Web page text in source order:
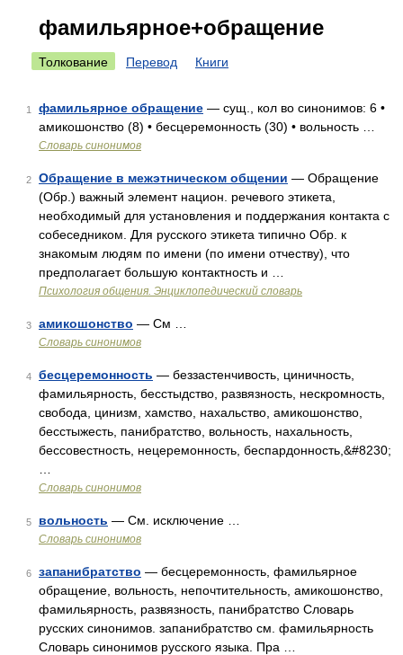
фамильярное+обращение
Толкование Перевод Книги
1 фамильярное обращение — сущ., кол во синонимов: 6 •
амикошонство (8) • бесцеремонность (30) • вольность …
Словарь синонимов
2 Обращение в межэтническом общении — Обращение
(Обр.) важный элемент национ. речевого этикета,
необходимый для установления и поддержания контакта с
собеседником. Для русского этикета типично Обр. к
знакомым людям по имени (по имени отчеству), что
предполагает большую контактность и …
Психология общения. Энциклопедический словарь
3 амикошонство — См …
Словарь синонимов
4 бесцеремонность — беззастенчивость, циничность,
фамильярность, бесстыдство, развязность, нескромность,
свобода, цинизм, хамство, нахальство, амикошонство,
бесстыжесть, панибратство, вольность, нахальность,
бессовестность, нецеремонность, беспардонность,&#8230;
Словарь синонимов
5 вольность — См. исключение …
Словарь синонимов
6 запанибратство — бесцеремонность, фамильярное
обращение, вольность, непочтительность, амикошонство,
фамильярность, развязность, панибратство Словарь
русских синонимов. запанибратство см. фамильярность
Словарь синонимов русского языка. Пра …